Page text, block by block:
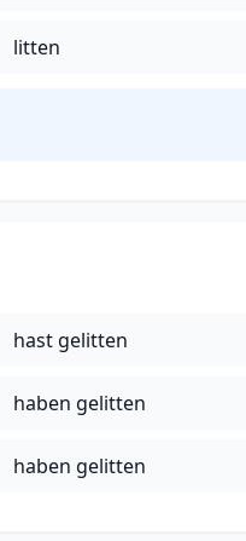
litten
hast gelitten
haben gelitten
haben gelitten